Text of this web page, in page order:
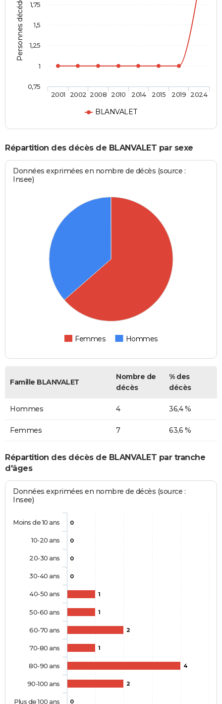
Personnes décédées
BLANVALET
2001 2002 2008 2010 2014 2015 2019 2024
0,75
1
1,25
1,5
1,75
Répartition des décès de BLANVALET par sexe
Données exprimées en nombre de décès (source :
Insee)
Femmes Hommes
Famille BLANVALET
Nombre de
décès
% des
décès
Hommes 4 36,4 %
Femmes 7 63,6 %
Répartition des décès de BLANVALET par tranche
d'âges
Données exprimées en nombre de décès (source :
Insee)
0
0
0
0
1
1
2
1
4
2
0
Moins de 10 ans
10-20 ans
20-30 ans
30-40 ans
40-50 ans
50-60 ans
60-70 ans
70-80 ans
80-90 ans
90-100 ans
Plus de 100 ans